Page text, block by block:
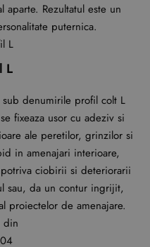
Rezultatul este un
puternica.
L
denumirile profil colt L
fixeaza usor cu adeziv si
ale peretilor, grinzilor si
in amenajari interioare,
ciobirii si deteriorarii
sau, da un contur ingrijit,
proiectelor de amenajare.